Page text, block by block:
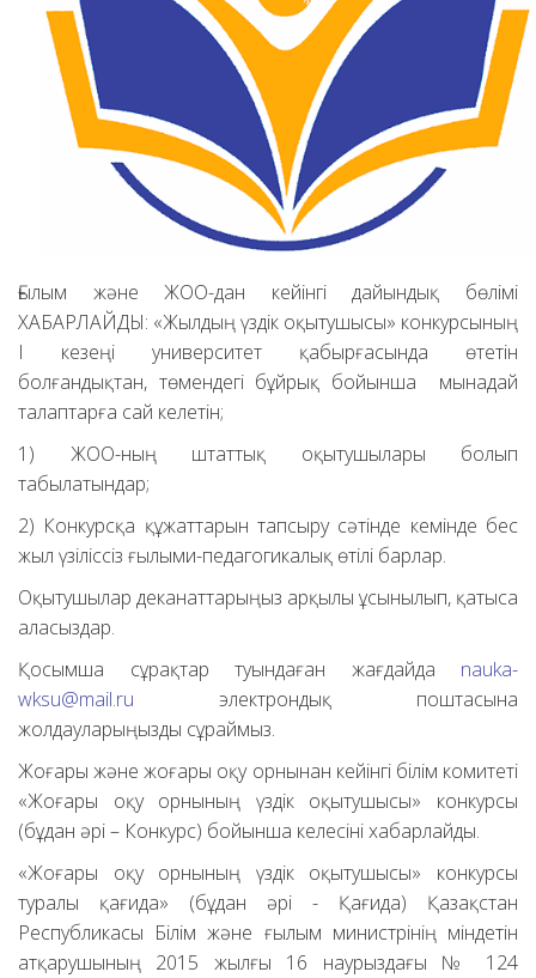
Ғылым және ЖОО-дан кейінгі дайындық бөлімі
ХАБАРЛАЙДЫ: «Жылдың үздік оқытушысы» конкурсының
І кезеңі университет қабырғасында өтетін
болғандықтан, төмендегі бұйрық бойынша мынадай
талаптарға сай келетін;
1) ЖОО-ның штаттық оқытушылары болып
табылатындар;
2) Конкурсқа құжаттарын тапсыру сәтінде кемінде бес
жыл үзіліссіз ғылыми-педагогикалық өтілі барлар.
Оқытушылар деканаттарыңыз арқылы ұсынылып, қатыса
аласыздар.
Қосымша сұрақтар туындаған жағдайда nauka-
wksu@mail.ru электрондық поштасына
жолдауларыңызды сұраймыз.
Жоғары және жоғары оқу орнынан кейінгі білім комитеті
«Жоғары оқу орнының үздік оқытушысы» конкурсы
(бұдан әрі – Конкурс) бойынша келесіні хабарлайды.
«Жоғары оқу орнының үздік оқытушысы» конкурсы
туралы қағида» (бұдан әрі - Қағида) Қазақстан
Республикасы Білім және ғылым министрінің міндетін
атқарушының 2015 жылғы 16 наурыздағы № 124